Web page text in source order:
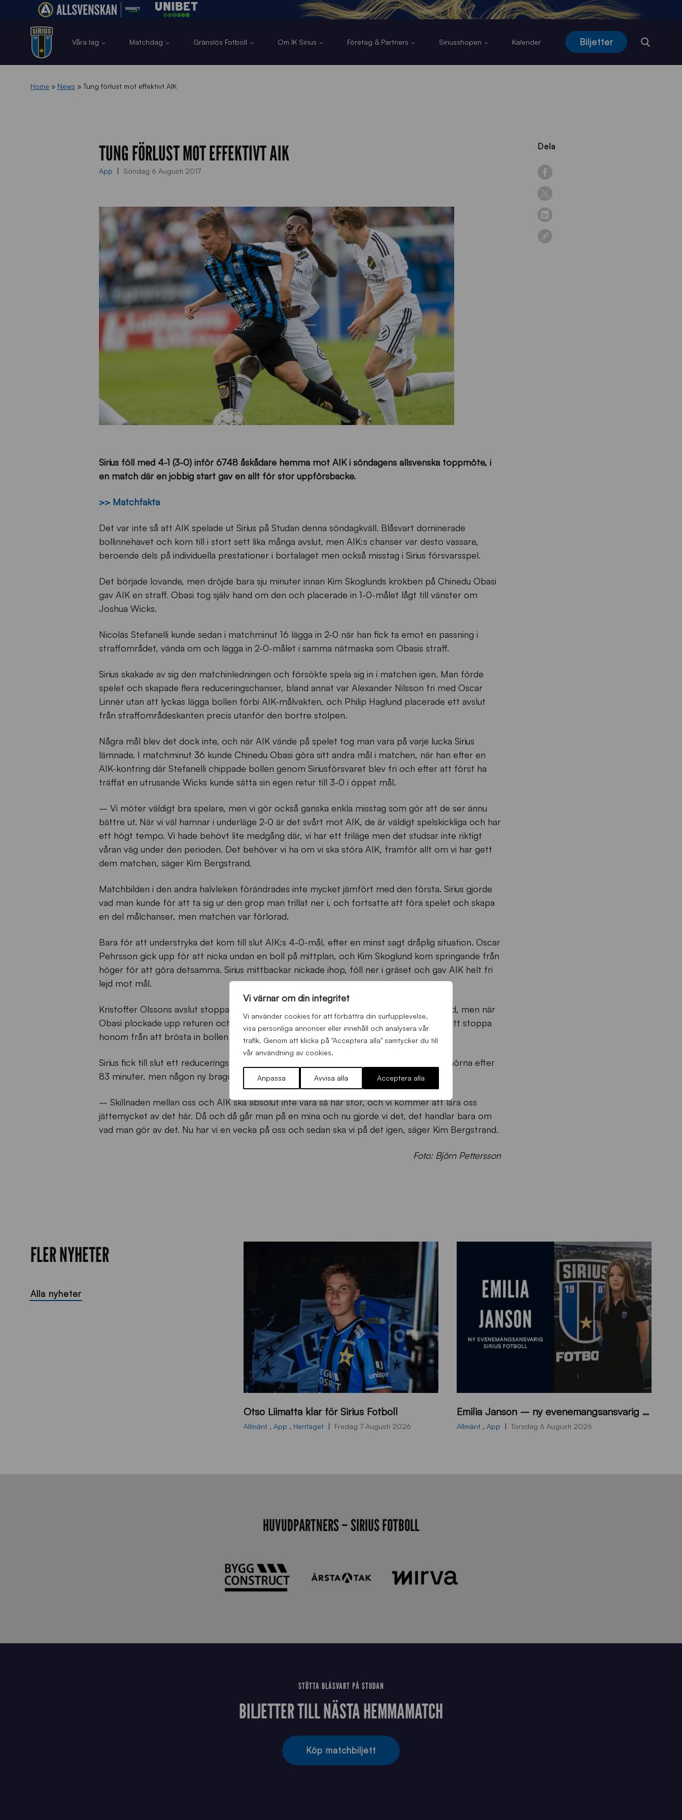
Vi värnar om din integritet
Vi använder cookies för att förbättra din surfupplevelse,
visa personliga annonser eller innehåll och analysera vår
trafik. Genom att klicka på "Acceptera alla" samtycker du till
vår användning av cookies.
Anpassa Avvisa alla Acceptera alla
Våra lag Matchdag Gränslös Fotboll Om IK Sirius Företag & Partners Siriusshopen Kalender Biljetter
Home » News » Tung förlust mot effektivt AIK
Dela
TUNG FÖRLUST MOT EFFEKTIVT AIK
App Söndag 6 Augusti 2017
Sirius föll med 4-1 (3-0) inför 6748 åskådare hemma mot AIK i söndagens allsvenska toppmöte, i
en match där en jobbig start gav en allt för stor uppförsbacke.
>> Matchfakta
Det var inte så att AIK spelade ut Sirius på Studan denna söndagkväll. Blåsvart dominerade
bollinnehavet och kom till i stort sett lika många avslut, men AIK:s chanser var desto vassare,
beroende dels på individuella prestationer i bortalaget men också misstag i Sirius försvarsspel.
Det började lovande, men dröjde bara sju minuter innan Kim Skoglunds krokben på Chinedu Obasi
gav AIK en straff. Obasi tog själv hand om den och placerade in 1-0-målet lågt till vänster om
Joshua Wicks.
Nicolás Stefanelli kunde sedan i matchminut 16 lägga in 2-0 när han fick ta emot en passning i
straffområdet, vända om och lägga in 2-0-målet i samma nätmaska som Obasis straff.
Sirius skakade av sig den matchinledningen och försökte spela sig in i matchen igen. Man förde
spelet och skapade flera reduceringschanser, bland annat var Alexander Nilsson fri med Oscar
Linnér utan att lyckas lägga bollen förbi AIK-målvakten, och Philip Haglund placerade ett avslut
från straffområdeskanten precis utanför den bortre stolpen.
Några mål blev det dock inte, och när AIK vände på spelet tog man vara på varje lucka Sirius
lämnade. I matchminut 36 kunde Chinedu Obasi göra sitt andra mål i matchen, när han efter en
AIK-kontring där Stefanelli chippade bollen genom Siriusförsvaret blev fri och efter att först ha
träffat en utrusande Wicks kunde sätta sin egen retur till 3-0 i öppet mål.
– Vi möter väldigt bra spelare, men vi gör också ganska enkla misstag som gör att de ser ännu
bättre ut. När vi väl hamnar i underläge 2-0 är det svårt mot AIK, de är väldigt spelskickliga och har
ett högt tempo. Vi hade behövt lite medgång där, vi har ett friläge men det studsar inte riktigt
våran väg under den perioden. Det behöver vi ha om vi ska störa AIK, framför allt om vi har gett
dem matchen, säger Kim Bergstrand.
Matchbilden i den andra halvleken förändrades inte mycket jämfört med den första. Sirius gjorde
vad man kunde för att ta sig ur den grop man trillat ner i, och fortsatte att föra spelet och skapa
en del målchanser, men matchen var förlorad.
Bara för att understryka det kom till slut AIK:s 4-0-mål, efter en minst sagt dråplig situation. Oscar
Pehrsson gick upp för att nicka undan en boll på mittplan, och Kim Skoglund kom springande från
höger för att göra detsamma. Sirius mittbackar nickade ihop, föll ner i gräset och gav AIK helt fri
lejd mot mål.
Kristoffer Olssons avslut stoppade en helt utlämnad Joshua Wicks med en fin benparad, men när
Obasi plockade upp returen och slog ett inlägg till Henok Goitom fanns ingen där för att stoppa
honom från att brösta in bollen i mål.
Sirius fick till slut ett reduceringsmål, då Jesper Arvidsson distinkt nickade in 1-4 på en hörna efter
83 minuter, men någon ny bragdartad upphämtning var lite för svår att få till just idag.
– Skillnaden mellan oss och AIK ska absolut inte vara så här stor, och vi kommer att lära oss
jättemycket av det här. Då och då går man på en mina och nu gjorde vi det, det handlar bara om
vad man gör av det. Nu har vi en vecka på oss och sedan ska vi på det igen, säger Kim Bergstrand.
Foto: Björn Pettersson
FLER NYHETER
Alla nyheter
L
_
Otso Liimatta klar för Sirius Fotboll
Allmänt , App , Herrlaget Fredag 7 Augusti 2026
0
0
Emilia Janson – ny evenemangsansvarig för Sirius Fotboll
Allmänt , App Torsdag 6 Augusti 2026
HUVUDPARTNERS – SIRIUS FOTBOLL
STÖTTA BLÅSVART PÅ STUDAN
BILJETTER TILL NÄSTA HEMMAMATCH
Köp matchbiljett